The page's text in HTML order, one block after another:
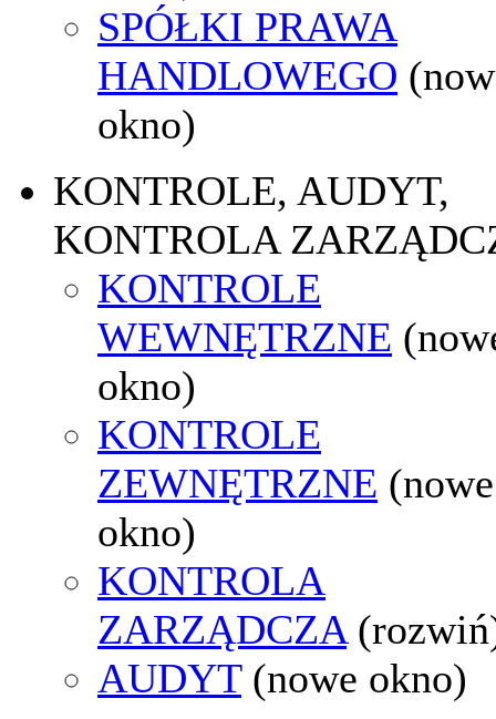
SPÓŁKI PRAWA
HANDLOWEGO
okno)
KONTROLE, AUDYT,
KONTROLA
KONTROLE
WEWNĘTRZNE
okno)
KONTROLE
ZEWNĘTRZNE (nowe
okno)
KONTROLA
ZARZĄDCZA
AUDYT (nowe okno)